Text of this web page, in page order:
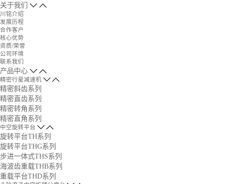
关于我们
川铭介绍
发展历程
合作客户
核心优势
资质/荣誉
公司环境
联系我们
产品中心
精密行星减速机
精密斜齿系列
精密直齿系列
精密转角系列
精密直角系列
中空旋转平台
旋转平台TH系列
旋转平台THG系列
步进一体式THS系列
海波齿重载THB系列
重载平台THD系列